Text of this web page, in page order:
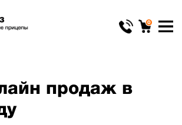
0
продаж в